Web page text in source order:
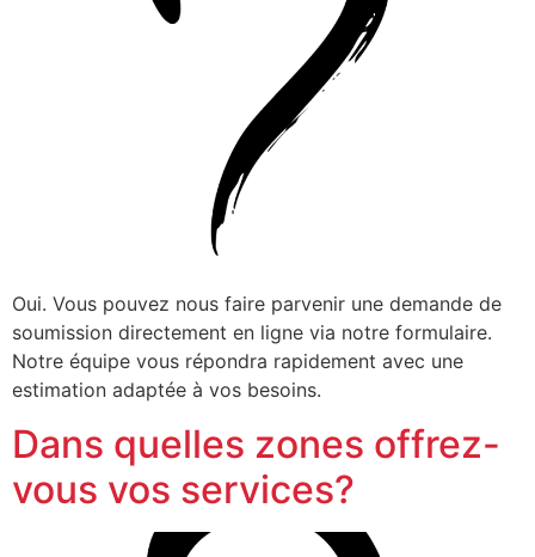
Oui. Vous pouvez nous faire parvenir une demande de
soumission directement en ligne via notre formulaire.
Notre équipe vous répondra rapidement avec une
estimation adaptée à vos besoins.
Dans quelles zones offrez-
vous vos services?